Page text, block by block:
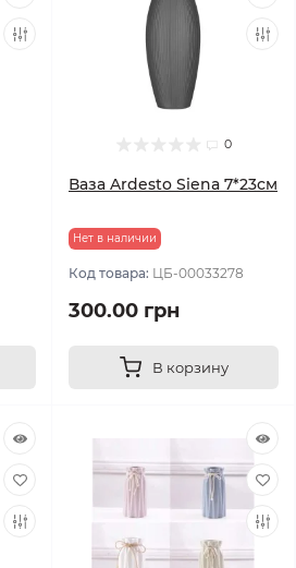
0
Ваза Ardesto Siena 7*23см
Нет в наличии
Код товара: ЦБ-00033278
300.00 грн
В корзину